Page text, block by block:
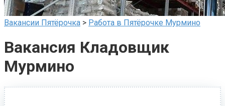
Вакансии Пятёрочка > Работа в Пятёрочке Мурмино
Вакансия Кладовщик
Мурмино